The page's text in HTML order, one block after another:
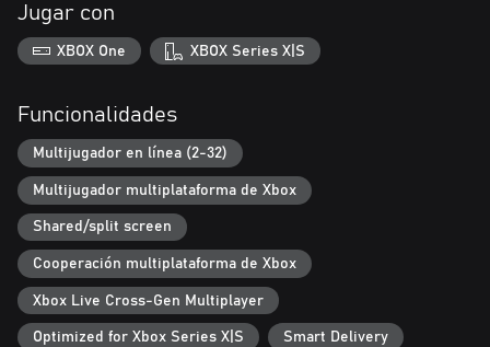
Nuevos mapas, modos de juego, eventos y colaboraciones
lanzados de forma regular. ¡Compite en eventos de tiempo
limitado y en desafíos con clasificación para conseguir
¡Desbloquea aspectos, gestos y recompensas exclusivos a medida
que progresas en cada temporada!
¿Todo listo para tambalearte hasta la victoria? Juega a Stumble
Guys gratis ahora y únete al caos: ¡en solitario, en línea o en
modo pantalla dividida con amigos!
Jugar con
XBOX One XBOX Series X|S
Funcionalidades
Multijugador en línea (2-32)
Multijugador multiplataforma de Xbox
Shared/split screen
Cooperación multiplataforma de Xbox
Xbox Live Cross-Gen Multiplayer
Optimized for Xbox Series X|S Smart Delivery